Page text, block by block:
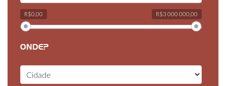
R$0,00 R$3 000 000,00
ONDE?